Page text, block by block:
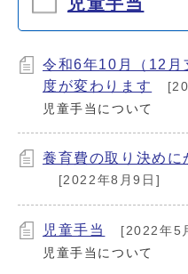
令和6年10月（12月
度が変わります
児童手当について
養育費の取り決めに
[2022年8月9日]
児童手当
[2022年5
児童手当について